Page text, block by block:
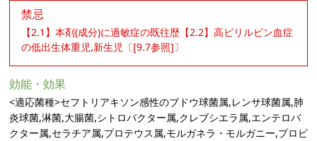
禁忌
【2.1】本剤(成分)に過敏症の既往歴【2.2】高ビリルビン血症
の低出生体重児,新生児〔[9.7参照]〕
効能・効果
<適応菌種>セフトリアキソン感性のブドウ球菌属,レンサ球菌属,肺
炎球菌,淋菌,大腸菌,シトロバクター属,クレブシエラ属,エンテロバ
クター属,セラチア属,プロテウス属,モルガネラ・モルガニー,プロビ